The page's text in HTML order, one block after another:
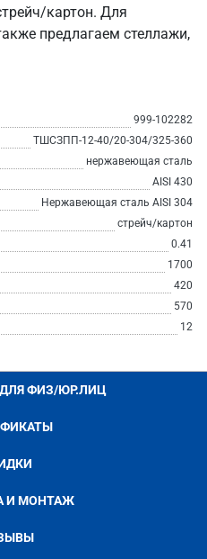
картон. Для
предлагаем стеллажи,
999-102282
ТШСЗПП-12-40/20-304/325-360
нержавеющая сталь
AISI 430
Нержавеющая сталь AISI 304
стрейч/картон
0.41
1700
420
570
12
ФИЗ/ЮР.ЛИЦ
И МОНТАЖ